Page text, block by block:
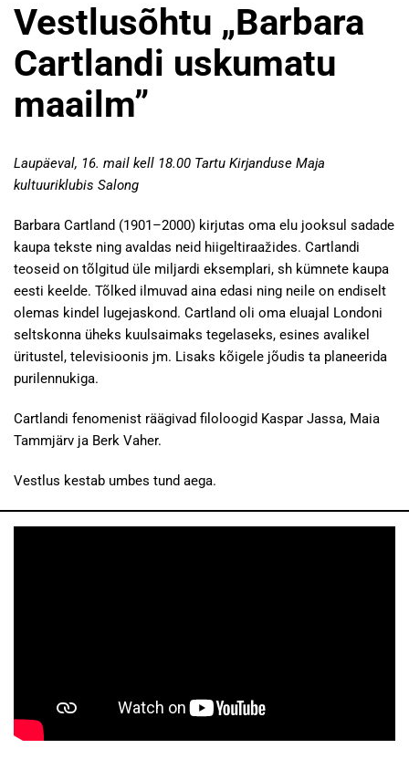
Vestlusõhtu „Barbara
Cartlandi uskumatu
maailm”
Laupäeval, 16. mail kell 18.00 Tartu Kirjanduse Maja
kultuuriklubis Salong
Barbara Cartland (1901–2000) kirjutas oma elu jooksul sadade
kaupa tekste ning avaldas neid hiigeltiraažides. Cartlandi
teoseid on tõlgitud üle miljardi eksemplari, sh kümnete kaupa
eesti keelde. Tõlked ilmuvad aina edasi ning neile on endiselt
olemas kindel lugejaskond. Cartland oli oma eluajal Londoni
seltskonna üheks kuulsaimaks tegelaseks, esines avalikel
üritustel, televisioonis jm. Lisaks kõigele jõudis ta planeerida
purilennukiga.
Cartlandi fenomenist räägivad filoloogid Kaspar Jassa, Maia
Tammjärv ja Berk Vaher.
Vestlus kestab umbes tund aega.